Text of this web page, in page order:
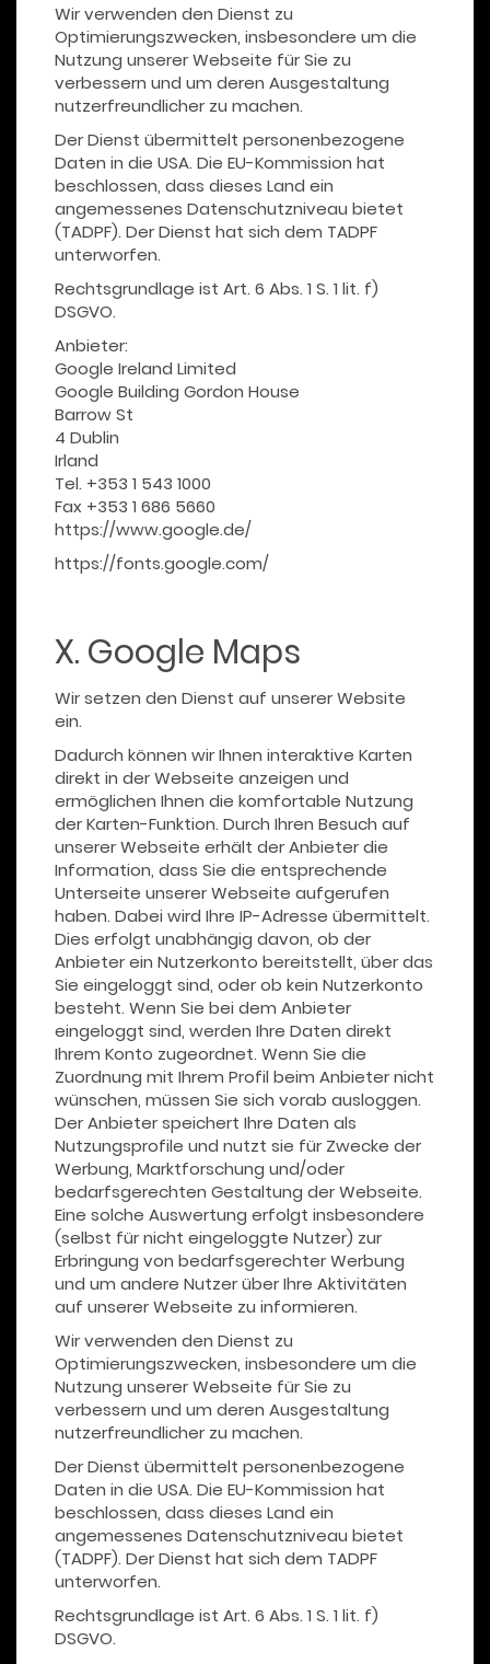
Wir verwenden den Dienst zu
Optimierungszwecken, insbesondere um die
Nutzung unserer Webseite für Sie zu
verbessern und um deren Ausgestaltung
nutzerfreundlicher zu machen.
Der Dienst übermittelt personenbezogene
Daten in die USA. Die EU-Kommission hat
beschlossen, dass dieses Land ein
angemessenes Datenschutzniveau bietet
(TADPF). Der Dienst hat sich dem TADPF
unterworfen.
Rechtsgrundlage ist Art. 6 Abs. 1 S. 1 lit. f)
DSGVO.
Anbieter:
Google Ireland Limited
Google Building Gordon House
Barrow St
4 Dublin
Irland
Tel. +353 1 543 1000
Fax +353 1 686 5660
https://www.google.de/
https://fonts.google.com/
X. Google Maps
Wir setzen den Dienst auf unserer Website
ein.
Dadurch können wir Ihnen interaktive Karten
direkt in der Webseite anzeigen und
ermöglichen Ihnen die komfortable Nutzung
der Karten-Funktion. Durch Ihren Besuch auf
unserer Webseite erhält der Anbieter die
Information, dass Sie die entsprechende
Unterseite unserer Webseite aufgerufen
haben. Dabei wird Ihre IP-Adresse übermittelt.
Dies erfolgt unabhängig davon, ob der
Anbieter ein Nutzerkonto bereitstellt, über das
Sie eingeloggt sind, oder ob kein Nutzerkonto
besteht. Wenn Sie bei dem Anbieter
eingeloggt sind, werden Ihre Daten direkt
Ihrem Konto zugeordnet. Wenn Sie die
Zuordnung mit Ihrem Profil beim Anbieter nicht
wünschen, müssen Sie sich vorab ausloggen.
Der Anbieter speichert Ihre Daten als
Nutzungsprofile und nutzt sie für Zwecke der
Werbung, Marktforschung und/oder
bedarfsgerechten Gestaltung der Webseite.
Eine solche Auswertung erfolgt insbesondere
(selbst für nicht eingeloggte Nutzer) zur
Erbringung von bedarfsgerechter Werbung
und um andere Nutzer über Ihre Aktivitäten
auf unserer Webseite zu informieren.
Wir verwenden den Dienst zu
Optimierungszwecken, insbesondere um die
Nutzung unserer Webseite für Sie zu
verbessern und um deren Ausgestaltung
nutzerfreundlicher zu machen.
Der Dienst übermittelt personenbezogene
Daten in die USA. Die EU-Kommission hat
beschlossen, dass dieses Land ein
angemessenes Datenschutzniveau bietet
(TADPF). Der Dienst hat sich dem TADPF
unterworfen.
Rechtsgrundlage ist Art. 6 Abs. 1 S. 1 lit. f)
DSGVO.